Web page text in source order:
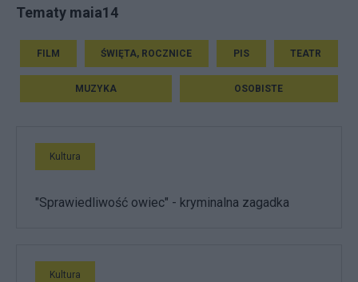
Tematy maia14
FILM ŚWIĘTA, ROCZNICE PIS TEATR
MUZYKA OSOBISTE
Kultura
"Sprawiedliwość owiec" - kryminalna zagadka
Kultura